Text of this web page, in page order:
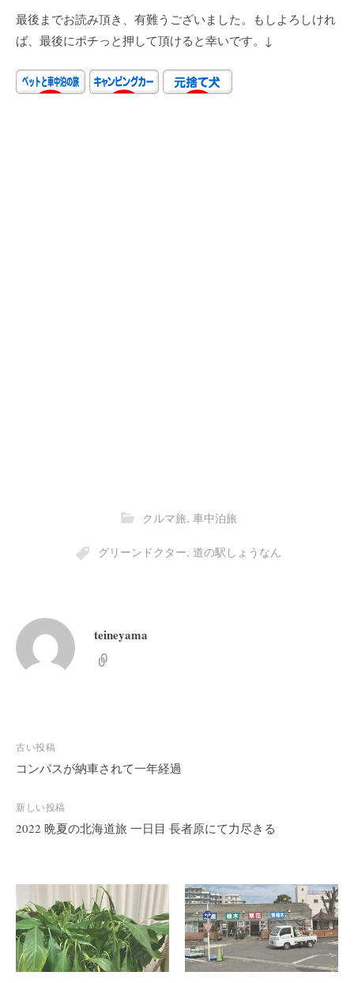
最後までお読み頂き、有難うございました。もしよろしけれ
ば、最後にポチっと押して頂けると幸いです。↓
クルマ旅, 車中泊旅
グリーンドクター, 道の駅しょうなん
teineyama
投
稿
ビ
ゲ
ョ
ン
古い投稿
コンパスが納車されて一年経過
新しい投稿
2022 晩夏の北海道旅 一日目 長者原にて力尽きる